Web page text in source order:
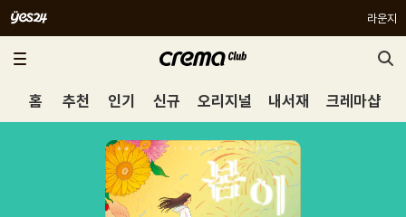
라운지
홈 추천 인기 신규 오리지널 내서재 크레마샵